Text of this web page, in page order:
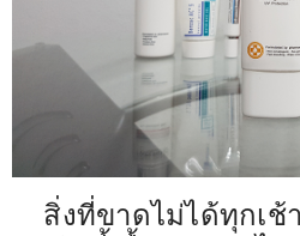
สิ่งที่ขาดไม่ได้ทุกเช้